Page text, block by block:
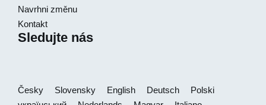
Navrhni změnu
Kontakt
Sledujte nás
Česky Slovensky English Deutsch
Polski